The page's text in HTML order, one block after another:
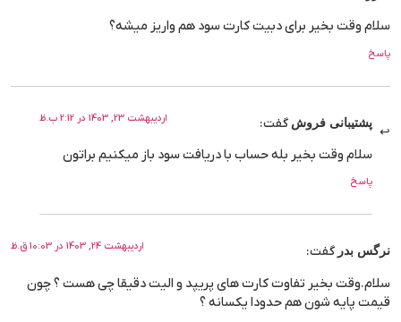
سلام وقت بخیر برای دبیت کارت سود هم واریز میشه؟
پاسخ
پشتیبانی فروش گفت: اردیبهشت 23, 1403 در 2:12 ب.ظ
سلام وقت بخیر بله حساب با دریافت سود باز میکنیم براتون
پاسخ
نرگس بدر گفت: اردیبهشت 24, 1403 در 10:03 ق.ظ
سلام.وقت بخیر تفاوت کارت های پریپد و الیت دقیقا چی هست ؟ چون
قیمت پایه شون هم حدودا یکسانه ؟